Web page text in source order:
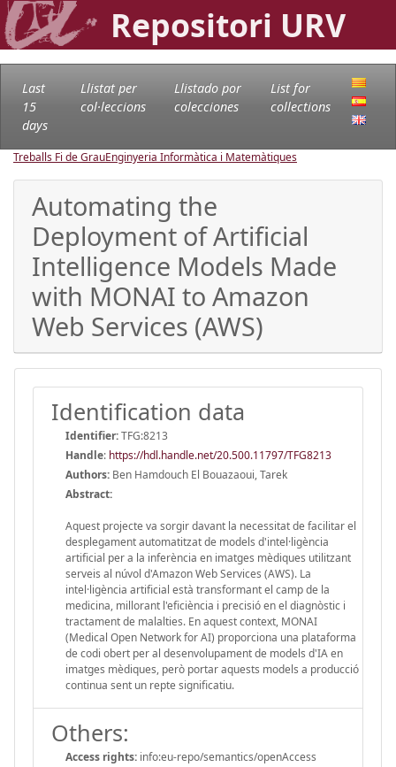
Repositori URV
Last
15
days
Llistat per
col·leccions
Llistado por
colecciones
List for
collections
Treballs Fi de GrauEnginyeria Informàtica i Matemàtiques
Automating the
Deployment of Artificial
Intelligence Models Made
with MONAI to Amazon
Web Services (AWS)
Identification data
Identifier:TFG:8213
Handle: https://hdl.handle.net/20.500.11797/TFG8213
Authors: Ben Hamdouch El Bouazaoui, Tarek
Abstract:
Aquest projecte va sorgir davant la necessitat de facilitar el
desplegament automatitzat de models d'intel·ligència
artificial per a la inferència en imatges mèdiques utilitzant
serveis al núvol d'Amazon Web Services (AWS). La
intel·ligència artificial està transformant el camp de la
medicina, millorant l'eficiència i precisió en el diagnòstic i
tractament de malalties. En aquest context, MONAI
(Medical Open Network for AI) proporciona una plataforma
de codi obert per al desenvolupament de models d'IA en
imatges mèdiques, però portar aquests models a producció
continua sent un repte significatiu.
Others:
Access rights: info:eu-repo/semantics/openAccess